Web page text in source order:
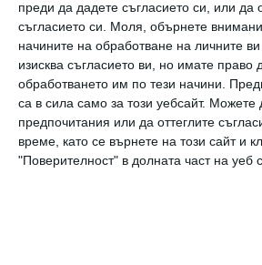
преди да дадете съгласието си, или да
съгласието си.
Моля, обърнете
начините на обработване на личните
изисква съгласието ви, но имате право
обработването им по тези начини.
са в сила само за този уебсайт.
предпочитания или да оттеглите
време, като се върнете на този сайт и
"Поверителност" в долната част на уеб
Престъпление е да кажеш, че ти
27 май 2022 г.